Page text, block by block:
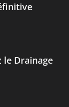
le Drainage